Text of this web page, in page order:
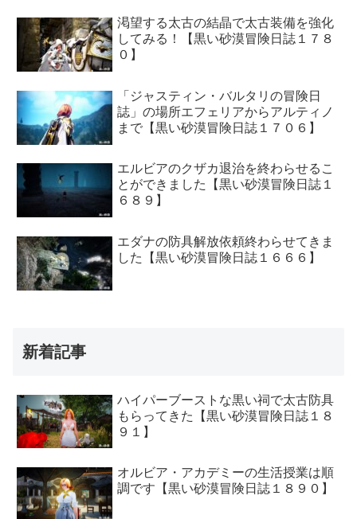
渇望する太古の結晶で太古装備を強化
してみる！【黒い砂漠冒険日誌１７８
０】
「ジャスティン・バルタリの冒険日
誌」の場所エフェリアからアルティノ
まで【黒い砂漠冒険日誌１７０６】
エルビアのクザカ退治を終わらせるこ
とができました【黒い砂漠冒険日誌１
６８９】
エダナの防具解放依頼終わらせてきま
した【黒い砂漠冒険日誌１６６６】
新着記事
ハイパーブーストな黒い祠で太古防具
もらってきた【黒い砂漠冒険日誌１８
９１】
オルビア・アカデミーの生活授業は順
調です【黒い砂漠冒険日誌１８９０】